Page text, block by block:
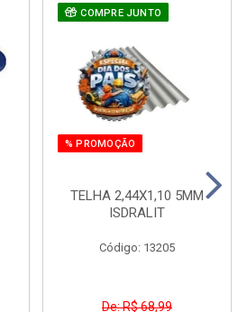
COMPRE JUNTO
% PROMOÇÃO
TELHA 2,44X1,10 5MM
ISDRALIT
Código: 13205
De: R$ 68,99